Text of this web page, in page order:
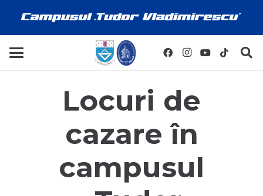
Locuri de
cazare în
campusul